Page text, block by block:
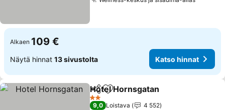
Alkaen 109 €
Näytä hinnat 13 sivustolta Katso hinnat
Jaa Lisää suosikkeihin
Hotel Hornsgatan
2 Tähtiluokitus
9,0 Loistava
4 552